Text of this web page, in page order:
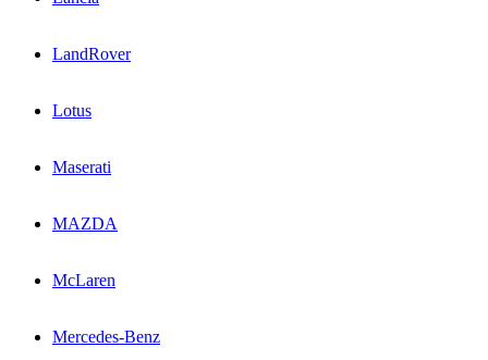
LandRover
Lotus
Maserati
MAZDA
McLaren
Mercedes-Benz